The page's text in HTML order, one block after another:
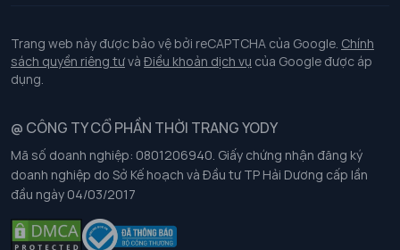
Chính sách bảo vệ dữ liệu cá nhân
Chính sách thanh toán, giao nhận
Chính sách chất lượng và an toàn sức khoẻ nghề nghiệp
Chính sách đơn đồng phục
Hướng dẫn chọn kích thước
Tuyển dụng
Trang web này được bảo vệ bởi reCAPTCHA của Google. Chính
sách quyền riêng tưvà Điều khoản dịch vụ của Google được áp
dụng.
@ CÔNG TY CỔ PHẦN THỜI TRANG YODY
Mã số doanh nghiệp: 0801206940. Giấy chứng nhận đăng ký
doanh nghiệp do Sở Kế hoạch và Đầu tư TP Hải Dương cấp lần
đầu ngày 04/03/2017